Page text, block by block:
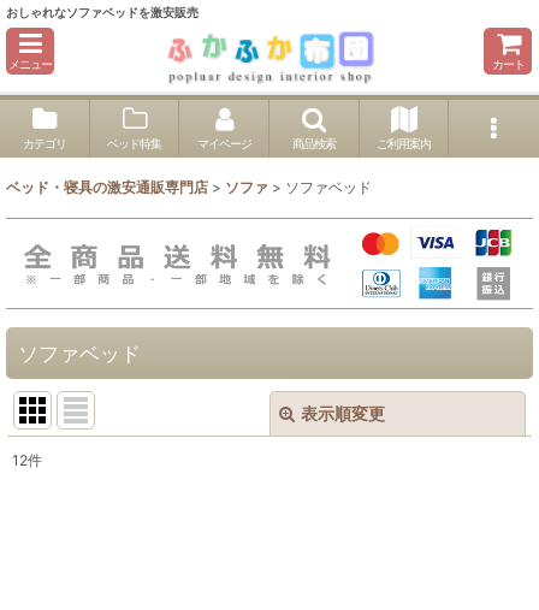
おしゃれなソファベッドを激安販売
メニュー カート
カテゴリ ベッド特集 マイページ 商品検索 ご利用案内
ベッド・寝具の激安通販専門店 > ソファ > ソファベッド
ソファベッド
表示順変更
12件